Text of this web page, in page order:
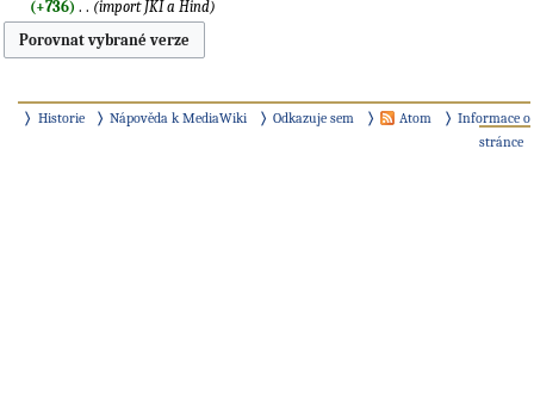
+736 ‎ import JKI a Hind
Historie Nápověda k MediaWiki Odkazuje sem Atom
Informace o
stránce